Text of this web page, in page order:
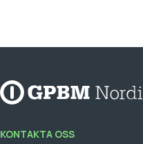
KONTAKTA OSS